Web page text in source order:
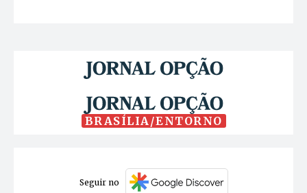
BRASÍLIA/ENTORNO
Seguir no